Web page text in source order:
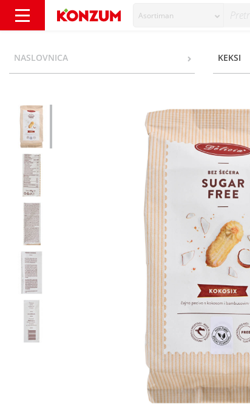
Asortiman
NASLOVNICA KEKSI